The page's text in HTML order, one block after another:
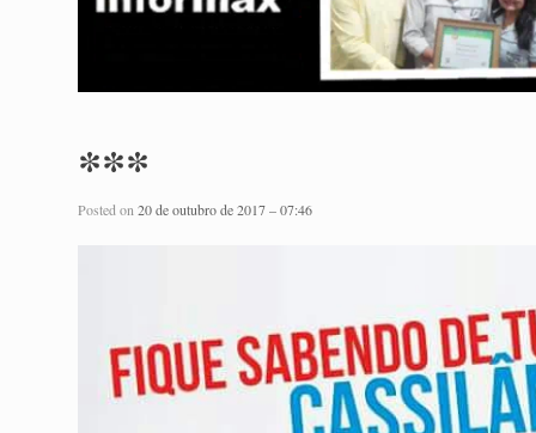
***
Posted on20 de outubro de 2017 – 07:46